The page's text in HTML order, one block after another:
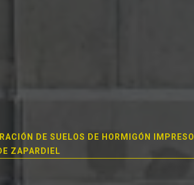
DE SUELOS DE HORMIGÓN IMPRESO
ZAPARDIEL